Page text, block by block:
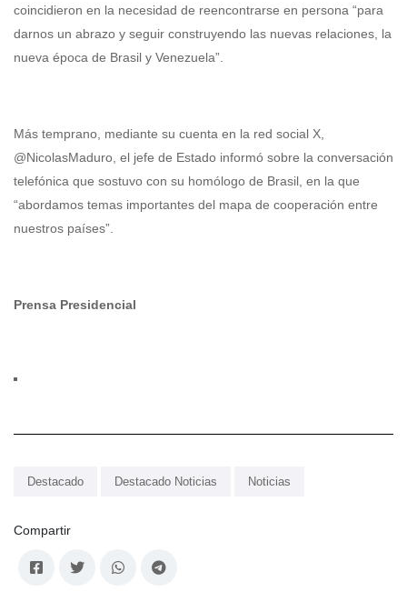
coincidieron en la necesidad de reencontrarse en persona “para
darnos un abrazo y seguir construyendo las nuevas relaciones, la
nueva época de Brasil y Venezuela”.
Más temprano, mediante su cuenta en la red social X,
@NicolasMaduro, el jefe de Estado informó sobre la conversación
telefónica que sostuvo con su homólogo de Brasil, en la que
“abordamos temas importantes del mapa de cooperación entre
nuestros países”.
Prensa Presidencial
Destacado Destacado Noticias Noticias
Compartir